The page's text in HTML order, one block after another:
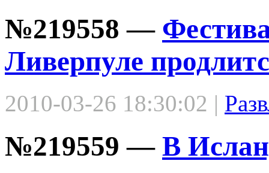
№219558 —
Ливерпуле
2010-03-26 18:30:02 |
№219559 — В